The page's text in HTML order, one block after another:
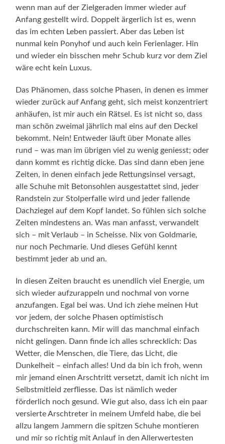
wenn man auf der Zielgeraden immer wieder auf
Anfang gestellt wird. Doppelt ärgerlich ist es, wenn
das im echten Leben passiert. Aber das Leben ist
nunmal kein Ponyhof und auch kein Ferienlager. Hin
und wieder ein bisschen mehr Schub kurz vor dem Ziel
wäre echt kein Luxus.
Das Phänomen, dass solche Phasen, in denen es immer
wieder zurück auf Anfang geht, sich meist konzentriert
anhäufen, ist mir auch ein Rätsel. Es ist nicht so, dass
man schön zweimal jährlich mal eins auf den Deckel
bekommt. Nein! Entweder läuft über Monate alles
rund – was man im übrigen viel zu wenig geniesst; oder
dann kommt es richtig dicke. Das sind dann eben jene
Zeiten, in denen einfach jede Rettungsinsel versagt,
alle Schuhe mit Betonsohlen ausgestattet sind, jeder
Randstein zur Stolperfalle wird und jeder fallende
Dachziegel auf dem Kopf landet. So fühlen sich solche
Zeiten mindestens an. Was man anfasst, verwandelt
sich – mit Verlaub – in Scheisse. Nix von Goldmarie,
nur noch Pechmarie. Und dieses Gefühl kennt
bestimmt jeder ab und an.
In diesen Zeiten braucht es unendlich viel Energie, um
sich wieder aufzurappeln und nochmal von vorne
anzufangen. Egal bei was. Und ich ziehe meinen Hut
vor jedem, der solche Phasen optimistisch
durchschreiten kann. Mir will das manchmal einfach
nicht gelingen. Dann finde ich alles schrecklich: Das
Wetter, die Menschen, die Tiere, das Licht, die
Dunkelheit – einfach alles! Und da bin ich froh, wenn
mir jemand einen Arschtritt versetzt, damit ich nicht im
Selbstmitleid zerfliesse. Das ist nämlich weder
förderlich noch gesund. Wie gut also, dass ich ein paar
versierte Arschtreter in meinem Umfeld habe, die bei
allzu langem Jammern die spitzen Schuhe montieren
und mir so richtig mit Anlauf in den Allerwertesten